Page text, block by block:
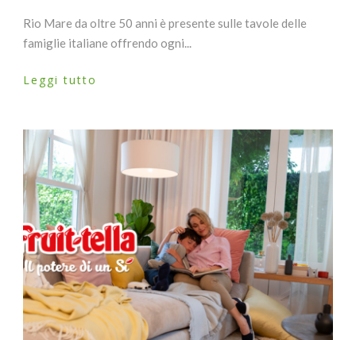
Rio Mare da oltre 50 anni è presente sulle tavole delle
famiglie italiane offrendo ogni...
Leggi tutto